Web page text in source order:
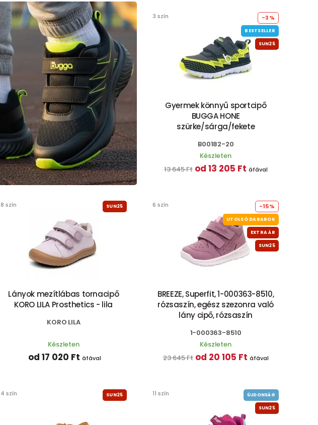
3 szín -3%
BESTSELLER
SUN25
Gyermek könnyű sportcipő
BUGGA HONE
szürke/sárga/fekete
B00182-20
Készleten
13 645 Ft od 13 205 Ft áfával
8 szín SUN25
Lányok mezítlábas tornacipő
KORO LILA Prosthetics - lila
KORO LILA
Készleten
od 17 020 Ft áfával
6 szín -15%
UTOLSÓ DARABOK
EXTRA ÁR
SUN25
BREEZE, Superfit, 1-000363-8510,
rózsaszín, egész szezonra való
lány cipő, rózsaszín
1-000363-8510
Készleten
23 645 Ft od 20 105 Ft áfával
4 szín SUN25 11 szín ÚJDONSÁG
SUN25